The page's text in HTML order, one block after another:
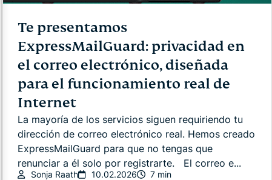
Te presentamos
ExpressMailGuard: privacidad en
el correo electrónico, diseñada
para el funcionamiento real de
Internet
La mayoría de los servicios siguen requiriendo tu
dirección de correo electrónico real. Hemos creado
ExpressMailGuard para que no tengas que
renunciar a él solo por registrarte. El correo e...
Sonja Raath 10.02.2026 7 min